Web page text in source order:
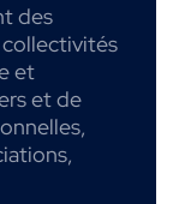
des
et
et de